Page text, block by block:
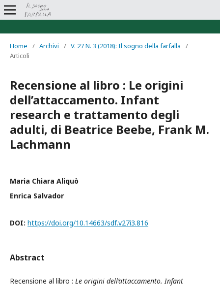
Home / Archivi / V. 27 N. 3 (2018): Il sogno della farfalla
/
Articoli
Recensione al libro : Le origini
dell’attaccamento. Infant
research e trattamento degli
adulti, di Beatrice Beebe, Frank M.
Lachmann
Maria Chiara Aliquò
Enrica Salvador
DOI: https://doi.org/10.14663/sdf.v27i3.816
Abstract
Recensione al libro : Le origini dell’attaccamento. Infant